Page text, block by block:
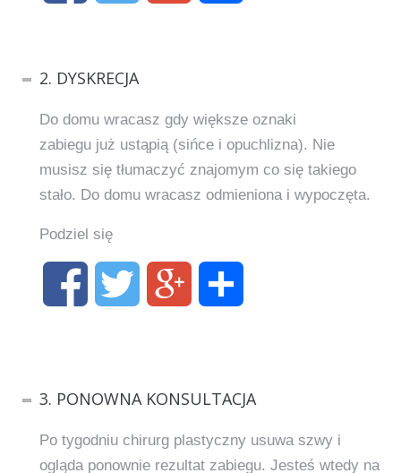
2. DYSKRECJA
Do domu wracasz gdy większe oznaki
zabiegu już ustąpią (sińce i opuchlizna). Nie
musisz się tłumaczyć znajomym co się takiego
stało. Do domu wracasz odmieniona i wypoczęta.
Podziel się
3. PONOWNA KONSULTACJA
Po tygodniu chirurg plastyczny usuwa szwy i
ogląda ponownie rezultat zabiegu. Jesteś wtedy na